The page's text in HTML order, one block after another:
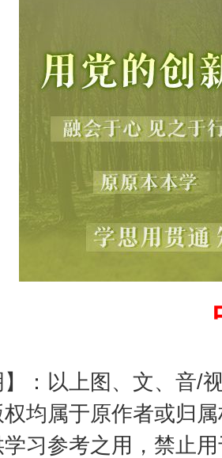
】：以上图、文、音/
均属于原作者或归
习参考之用，禁止
谢